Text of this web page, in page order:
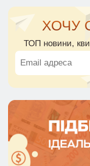
ХОЧУ
ТОП новини,